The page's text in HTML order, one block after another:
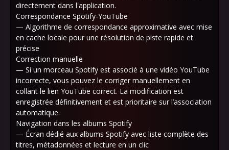
directement dans l'application.
Correspondance Spotify-YouTube
— Algorithme de correspondance approximative avec mise
en cache locale pour une résolution de piste rapide et
précise
Correction manuelle
— Si un morceau Spotify est associé à une vidéo YouTube
incorrecte, vous pouvez le corriger manuellement en
collant le lien YouTube correct. La modification est
enregistrée définitivement et est prioritaire sur l’association
automatique.
Navigation dans les albums Spotify
— Écran dédié aux albums Spotify avec liste complète des
titres, métadonnées et lecture en un clic